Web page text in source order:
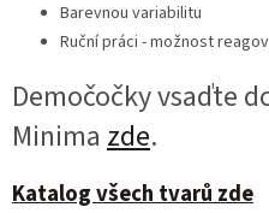
Barevnou variabilitu
Ruční práci - možnost
Demočočky vsaďte
Minima zde.
Katalog všech tvarů zde